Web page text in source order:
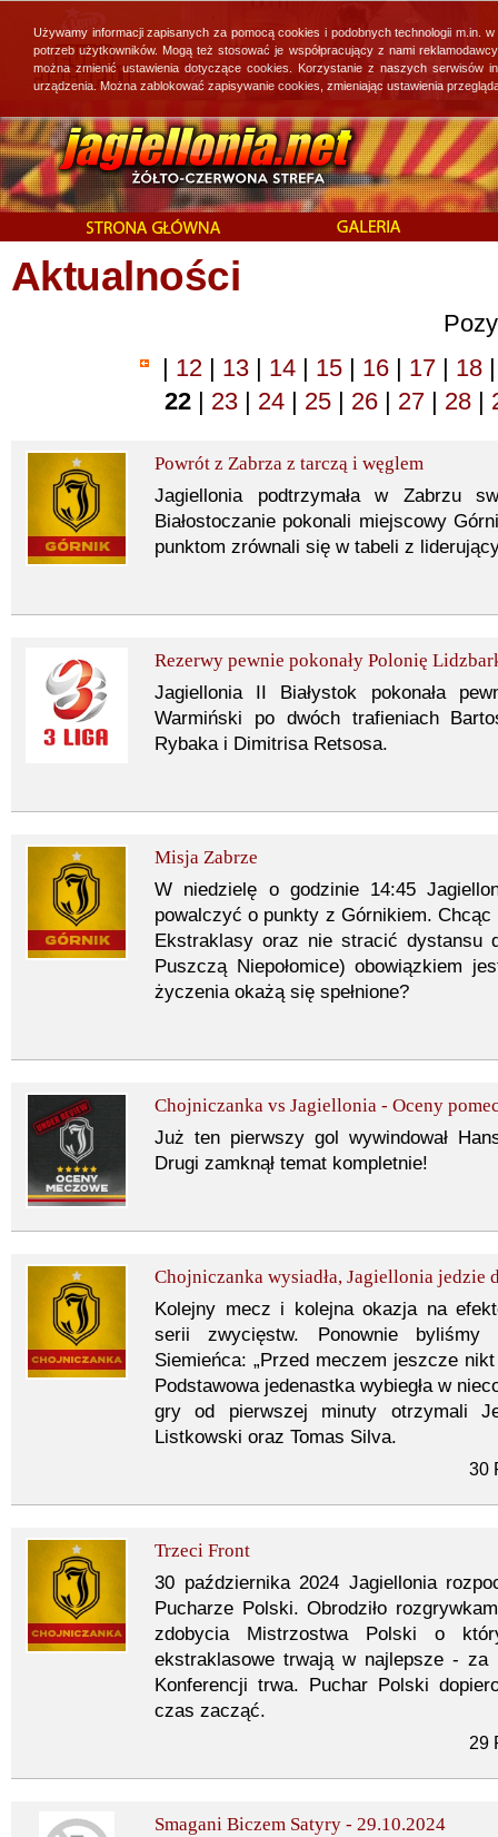
Aktualności
| 12 | 13 | 14 | 15 | 16 | 17 | 18 |
22 | 23 | 24 | 25 | 26 | 27 | 28 |
Powrót z Zabrza z tarczą i węglem
Jagiellonia podtrzymała w Zabrzu
Białostoczanie pokonali miejscowy
punktom zrównali się w tabeli z
Rezerwy pewnie pokonały Polonię
Jagiellonia II Białystok pokonała
Warmiński po dwóch trafieniach
Rybaka i Dimitrisa Retsosa.
Misja Zabrze
W niedzielę o godzinie 14:45
powalczyć o punkty z Górnikiem.
Ekstraklasy oraz nie stracić dystansu
Puszczą Niepołomice) obowiązkiem
życzenia okażą się spełnione?
Chojniczanka vs Jagiellonia - Oceny
Już ten pierwszy gol wywindował
Drugi zamknął temat kompletnie!
Chojniczanka wysiadła, Jagiellonia jedzie
Kolejny mecz i kolejna okazja na
serii zwycięstw. Ponownie
Siemieńca: „Przed meczem jeszcze
Podstawowa jedenastka wybiegła w
gry od pierwszej minuty otrzymali
Listkowski oraz Tomas Silva.
30
Trzeci Front
30 października 2024 Jagiellonia
Pucharze Polski. Obrodziło
zdobycia Mistrzostwa Polski o
ekstraklasowe trwają w najlepsze -
Konferencji trwa. Puchar Polski
czas zacząć.
29
Smagani Biczem Satyry - 29.10.2024
Używamy informacji zapisanych za pomocą cookies i podobnych technologii
potrzeb użytkowników. Mogą też stosować je współpracujący z nami
można zmienić ustawienia dotyczące cookies. Korzystanie z naszych
urządzenia. Można zablokować zapisywanie cookies, zmieniając ustawienia